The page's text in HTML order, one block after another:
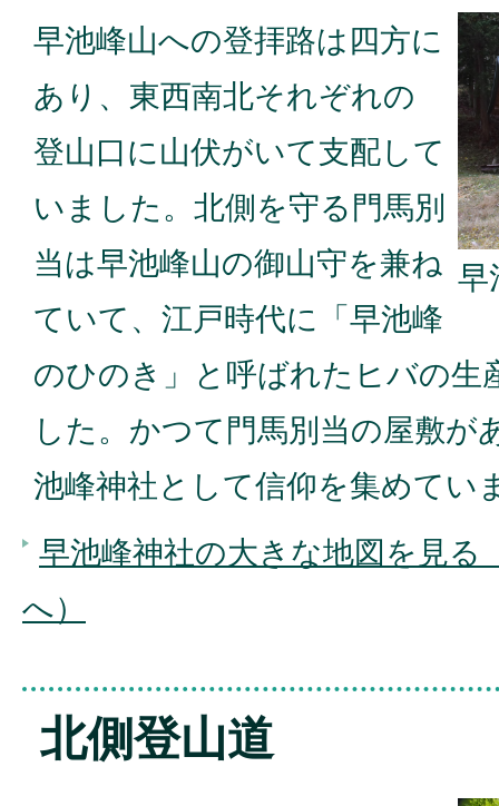
早
早池峰山への登拝路は四方に
あり、東西南北それぞれの
登山口に山伏がいて支配して
いました。北側を守る門馬別
当は早池峰山の御山守を兼ね
ていて、江戸時代に「早池峰
のひのき」と呼ばれたヒバの生
した。かつて門馬別当の屋敷が
池峰神社として信仰を集めてい
早池峰神社の大きな地図を見
へ）
北側登山道